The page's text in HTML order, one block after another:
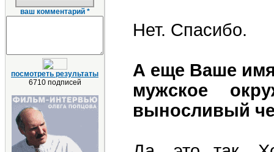
ваш комментарий *
посмотреть результаты
6710 подписей
Нет. Спасибо.
А еще Ваше имя
мужское
выносливый